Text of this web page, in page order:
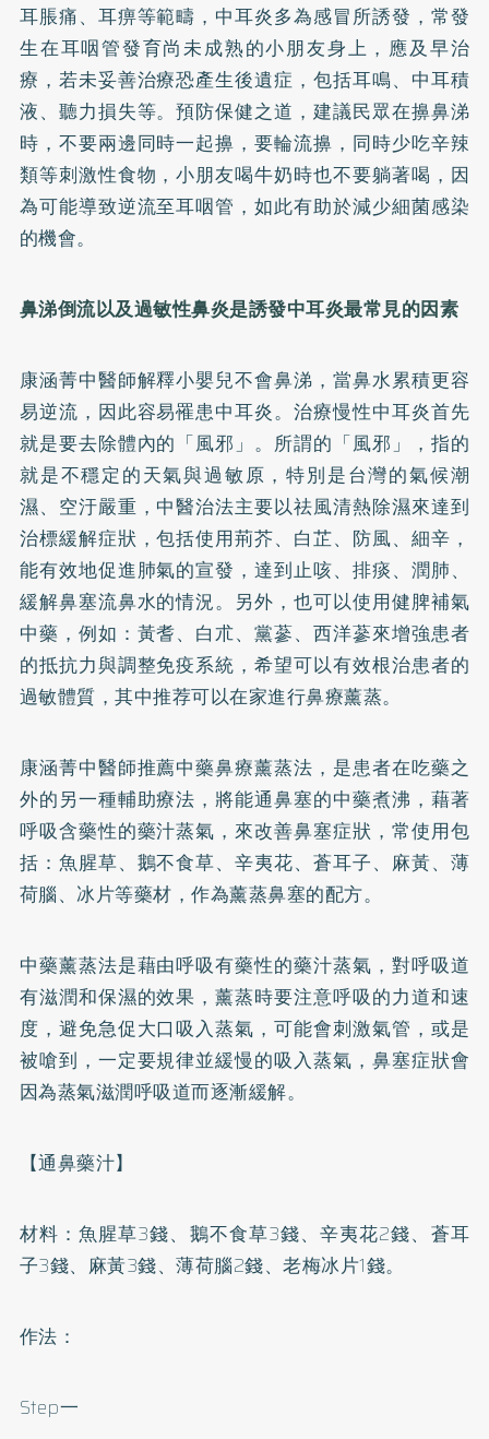
耳脹痛、耳痹等範疇，中耳炎多為感冒所誘發，常發
生在耳咽管發育尚未成熟的小朋友身上，應及早治
療，若未妥善治療恐產生後遺症，包括耳鳴、中耳積
液、聽力損失等。預防保健之道，建議民眾在擤鼻涕
時，不要兩邊同時一起擤，要輪流擤，同時少吃辛辣
類等刺激性食物，小朋友喝牛奶時也不要躺著喝，因
為可能導致逆流至耳咽管，如此有助於減少細菌感染
的機會。
鼻涕倒流以及過敏性鼻炎是誘發中耳炎最常見的因素
康涵菁中醫師解釋小嬰兒不會鼻涕，當鼻水累積更容
易逆流，因此容易罹患中耳炎。治療慢性中耳炎首先
就是要去除體內的「風邪」。所謂的「風邪」，指的
就是不穩定的天氣與過敏原，特別是台灣的氣候潮
濕、空汙嚴重，中醫治法主要以祛風清熱除濕來達到
治標緩解症狀，包括使用荊芥、白芷、防風、細辛，
能有效地促進肺氣的宣發，達到止咳、排痰、潤肺、
緩解鼻塞流鼻水的情況。另外，也可以使用健脾補氣
中藥，例如：黃耆、白朮、黨蔘、西洋蔘來增強患者
的抵抗力與調整免疫系統，希望可以有效根治患者的
過敏體質，其中推荐可以在家進行鼻療薰蒸。
康涵菁中醫師推薦中藥鼻療薰蒸法，是患者在吃藥之
外的另一種輔助療法，將能通鼻塞的中藥煮沸，藉著
呼吸含藥性的藥汁蒸氣，來改善鼻塞症狀，常使用包
括：魚腥草、鵝不食草、辛夷花、蒼耳子、麻黃、薄
荷腦、冰片等藥材，作為薰蒸鼻塞的配方。
中藥薰蒸法是藉由呼吸有藥性的藥汁蒸氣，對呼吸道
有滋潤和保濕的效果，薰蒸時要注意呼吸的力道和速
度，避免急促大口吸入蒸氣，可能會刺激氣管，或是
被嗆到，一定要規律並緩慢的吸入蒸氣，鼻塞症狀會
因為蒸氣滋潤呼吸道而逐漸緩解。
【通鼻藥汁】
材料：魚腥草3錢、鵝不食草3錢、辛夷花2錢、蒼耳
子3錢、麻黃3錢、薄荷腦2錢、老梅冰片1錢。
作法：
Step一